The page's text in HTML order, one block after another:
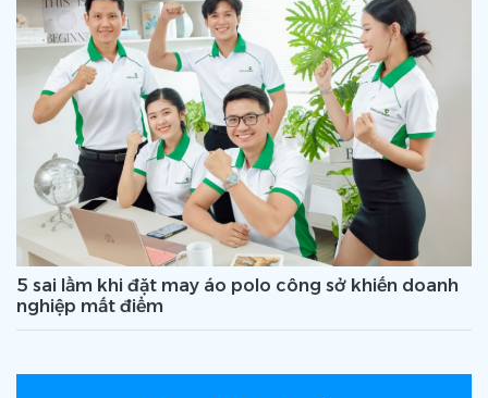
5 sai lầm khi đặt may áo polo công sở khiến doanh
nghiệp mất điểm